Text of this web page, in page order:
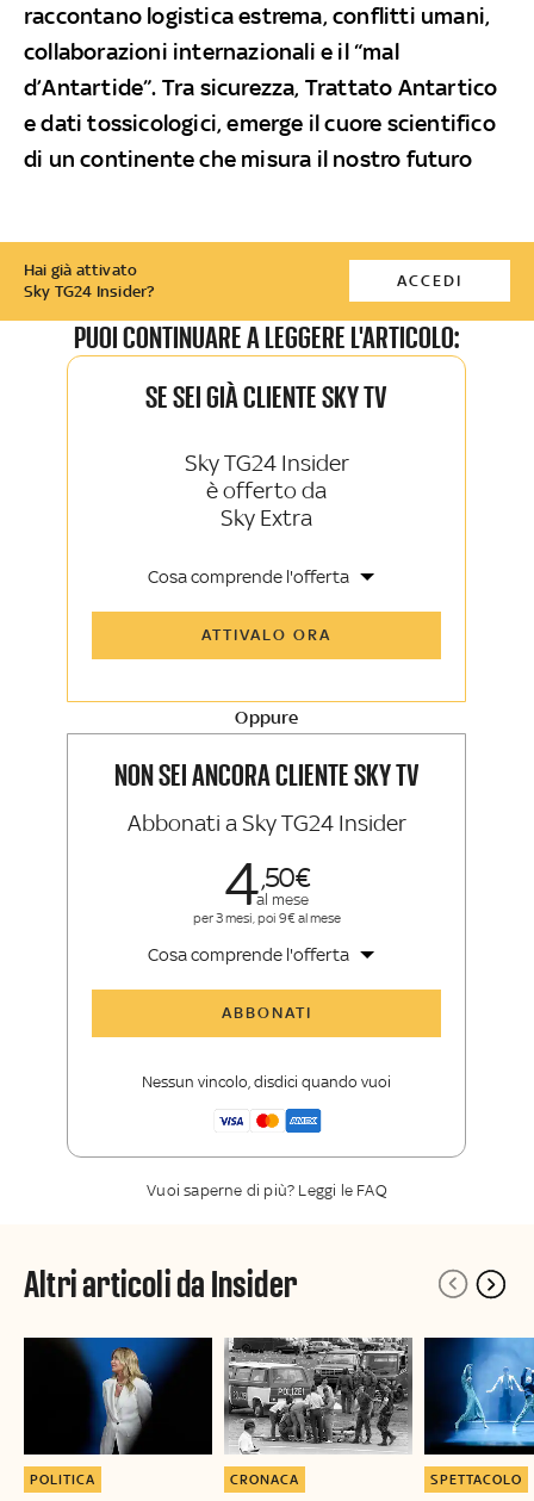
raccontano logistica estrema, conflitti umani,
collaborazioni internazionali e il “mal
d’Antartide”. Tra sicurezza, Trattato Antartico
e dati tossicologici, emerge il cuore scientifico
di un continente che misura il nostro futuro
Hai già attivato
Sky TG24 Insider?
ACCEDI
PUOI CONTINUARE A LEGGERE L'ARTICOLO:
SE SEI GIÀ CLIENTE SKY TV
Sky TG24 Insider
è offerto da
Sky Extra
Cosa comprende l'offerta
Sky Sport Insider
La newsletter esclusiva di Sky TG24
ATTIVALO ORA
Oppure
NON SEI ANCORA CLIENTE SKY TV
Abbonati a Sky TG24 Insider
450
al mese
per 3 mesi, poi 9€ al mese
Cosa comprende l'offerta
ABBONATI
Nessun vincolo, disdici quando vuoi
Vuoi saperne di più? Leggi le FAQ
Altri articoli da Insider
POLITICA CRONACA SPETTACOLO